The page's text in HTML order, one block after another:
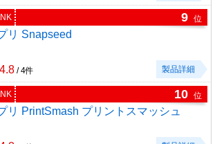
9 位
リ Snapseed
4.8 / 4件 製品詳細
10 位
リ PrintSmash プリントスマッシュ